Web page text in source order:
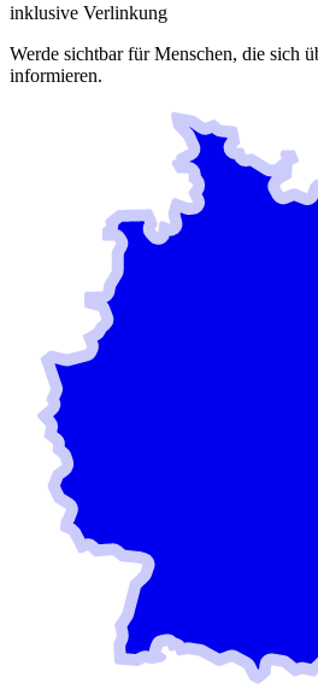
inklusive Verlinkung
Werde sichtbar für Menschen, die sich
informieren.